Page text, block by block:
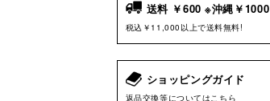
送料 ￥600 ※沖縄￥1000
税込￥11,000以上で送料無料!
ショッピングガイド
返品交換等についてはこちら